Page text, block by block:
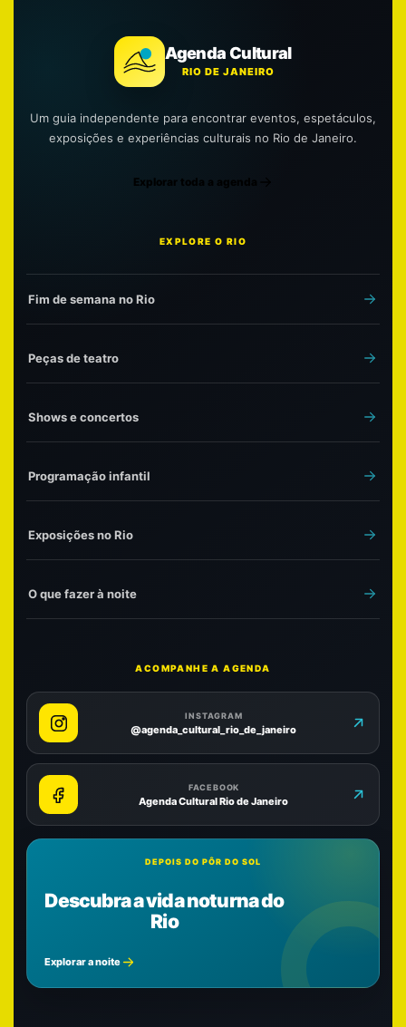
Agenda Cultural
RIO DE JANEIRO
Um guia independente para encontrar eventos, espetáculos,
exposições e experiências culturais no Rio de Janeiro.
Explorar toda a agenda
EXPLORE O RIO
Fim de semana no Rio
Peças de teatro
Shows e concertos
Programação infantil
Exposições no Rio
O que fazer à noite
ACOMPANHE A AGENDA
INSTAGRAM
@agenda_cultural_rio_de_janeiro
FACEBOOK
Agenda Cultural Rio de Janeiro
DEPOIS DO PÔR DO SOL
Descubra a vida noturna do
Rio
Explorar a noite